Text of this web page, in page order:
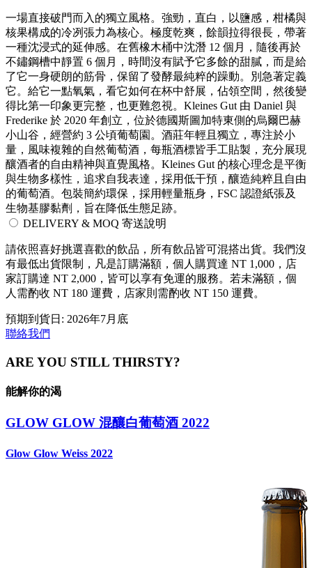
一場直接破門而入的獨立風格。強勁，直白，以鹽感，柑橘與
核果構成的冷冽張力為核心。極度乾爽，餘韻拉得很長，帶著
一種沈浸式的延伸感。在舊橡木桶中沈潛 12 個月，隨後再於
不鏽鋼槽中靜置 6 個月，時間沒有賦予它多餘的甜膩，而是給
了它一身硬朗的筋骨，保留了發酵最純粹的躁動。別急著定義
它。給它一點氧氣，看它如何在杯中舒展，佔領空間，然後變
得比第一印象更完整，也更難忽視。Kleines Gut 由 Daniel 與
Frederike 於 2020 年創立，位於德國斯圖加特東側的烏爾巴赫
小山谷，經營約 3 公頃葡萄園。酒莊年輕且獨立，專注於小
量，風味複雜的自然葡萄酒，每瓶酒標皆手工貼製，充分展現
釀酒者的自由精神與直覺風格。Kleines Gut 的核心理念是平衡
與生物多樣性，追求自我表達，採用低干預，釀造純粹且自由
的葡萄酒。包裝簡約環保，採用輕量瓶身，FSC 認證紙張及
生物基膠黏劑，旨在降低生態足跡。
DELIVERY & MOQ 寄送說明
請依照喜好挑選喜歡的飲品，所有飲品皆可混搭出貨。我們沒
有最低出貨限制，凡是訂購滿額，個人購買達 NT 1,000，店
家訂購達 NT 2,000，皆可以享有免運的服務。若未滿額，個
人需酌收 NT 180 運費，店家則需酌收 NT 150 運費。
預期到貨日: 2026年7月底
聯絡我們
ARE YOU STILL THIRSTY?
能解你的渴
GLOW GLOW 混釀白葡萄酒 2022
Glow Glow Weiss 2022